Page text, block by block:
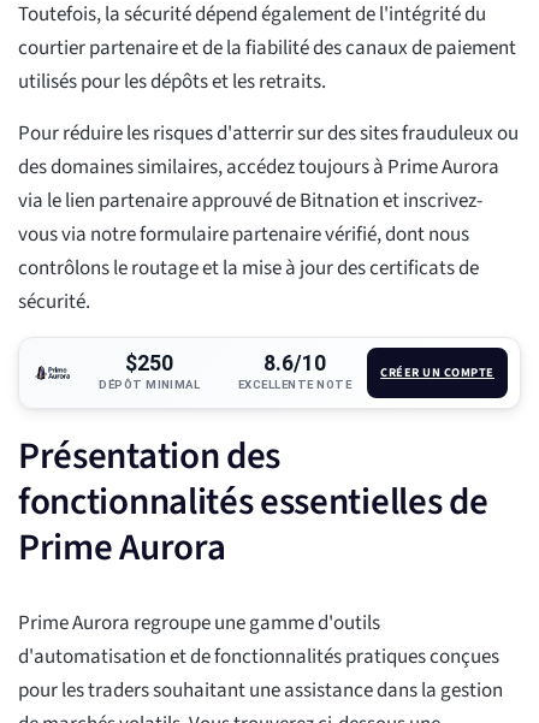
Toutefois, la sécurité dépend également de l'intégrité du
courtier partenaire et de la fiabilité des canaux de paiement
utilisés pour les dépôts et les retraits.
Pour réduire les risques d'atterrir sur des sites frauduleux ou
des domaines similaires, accédez toujours à Prime Aurora
via le lien partenaire approuvé de Bitnation et inscrivez-
vous via notre formulaire partenaire vérifié, dont nous
contrôlons le routage et la mise à jour des certificats de
sécurité.
$250
DÉPÔT MINIMAL
8.6/10
EXCELLENTE NOTE
CRÉER UN COMPTE
Présentation des
fonctionnalités essentielles de
Prime Aurora
Prime Aurora regroupe une gamme d'outils
d'automatisation et de fonctionnalités pratiques conçues
pour les traders souhaitant une assistance dans la gestion